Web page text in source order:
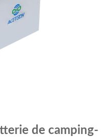
de camping-